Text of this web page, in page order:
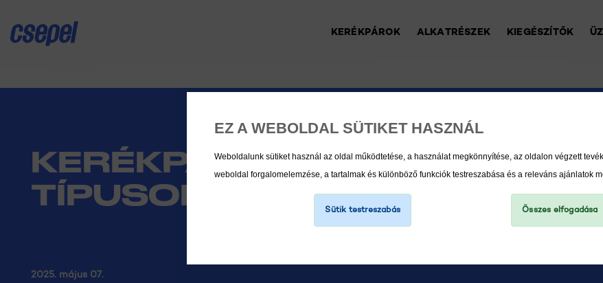
EZ A WEBOLDAL SÜTIKET HASZNÁL
Weboldalunk sütiket használ az oldal működtetése, a használat megkönnyítése, az oldalon végzett
weboldal forgalomelemzése, a tartalmak és különböző funkciók testreszabása és a releváns ajánlatok
Sütik testreszabás Összes elfogadása
KERÉKPÁROK ALKATRÉSZEK KIEGÉSZÍTŐK
KERÉKPÁR VÁLTÓ
TÍPUSOK
2025. május 07.